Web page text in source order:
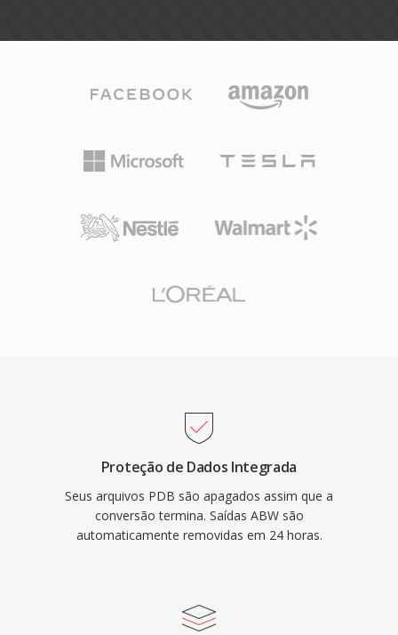
Proteção de Dados Integrada
Seus arquivos PDB são apagados assim que a
conversão termina. Saídas ABW são
automaticamente removidas em 24 horas.